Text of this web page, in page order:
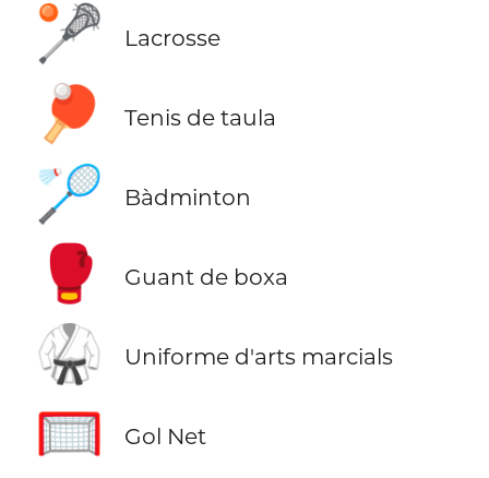
🥍 Lacrosse
🏓 Tenis de taula
🏸 Bàdminton
🥊 Guant de boxa
🥋 Uniforme d'arts marcials
🥅 Gol Net